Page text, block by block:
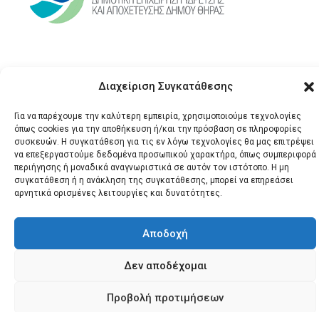
Διαχείριση Συγκατάθεσης
Για να παρέχουμε την καλύτερη εμπειρία, χρησιμοποιούμε τεχνολογίες
όπως cookies για την αποθήκευση ή/και την πρόσβαση σε πληροφορίες
συσκευών. Η συγκατάθεση για τις εν λόγω τεχνολογίες θα μας επιτρέψει
να επεξεργαστούμε δεδομένα προσωπικού χαρακτήρα, όπως συμπεριφορά
περιήγησης ή μοναδικά αναγνωριστικά σε αυτόν τον ιστότοπο. Η μη
συγκατάθεση ή η ανάκληση της συγκατάθεσης, μπορεί να επηρεάσει
αρνητικά ορισμένες λειτουργίες και δυνατότητες.
Αποδοχή
Δεν αποδέχομαι
Προβολή προτιμήσεων
© 2026 Santonews - Όλα
τα δικαιώματα
κατοχυρωμένα.